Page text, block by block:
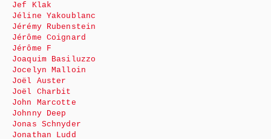
Jef Klak
Jéline Yakoublanc
Jérémy Rubenstein
Jérôme Coignard
Jérôme F
Joaquim Basiluzzo
Jocelyn Malloin
Joël Auster
Joël Charbit
John Marcotte
Johnny Deep
Jonas Schnyder
Jonathan Ludd